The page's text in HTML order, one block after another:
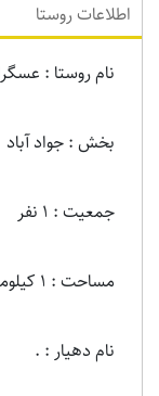
اطلاعات روستا
نام روستا :
بخش : جواد آباد
جمعیت : 1 نفر
مساحت : 1 کیلومتر مربع
نام دهیار : .